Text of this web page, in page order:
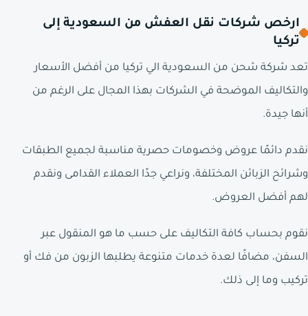
ارخص شركات نقل العفش من السعودية إلى
تركيا
تعد شركة شحن من السعودية الي تركيا من أفضل الأسعار
والتكاليف الموضحة في الشركات بهذا المجال على الرغم من
أنها جيدة.
نقدم دائمًا عروض وخصومات حصرية مناسبة لجميع الطبقات
وشرائح الزبائن المختلفة، ونراعي جدًا العملاء القدامى ونقدم
لهم أفضل العروض.
نقوم بحساب كافة التكاليف على حسب ما هو المنقول عبر
السفن، مضافًا لعدة خدمات متنوعة يطلبها الزبون من فك أو
تركيب وما إلى ذلك.